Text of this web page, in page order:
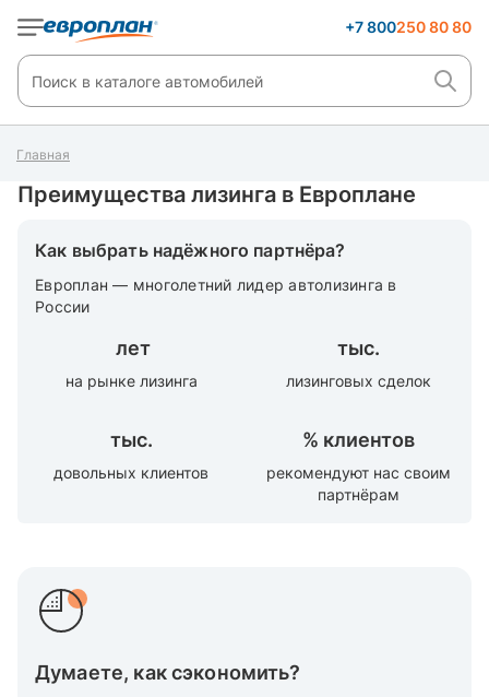
+7 800250 80 80
Главная
Преимущества лизинга в Европлане
Как выбрать надёжного партнёра?
Европлан — многолетний лидер автолизинга в
России
лет
на рынке лизинга
тыс.
лизинговых сделок
тыс.
довольных клиентов
% клиентов
рекомендуют нас своим
партнёрам
Думаете, как сэкономить?